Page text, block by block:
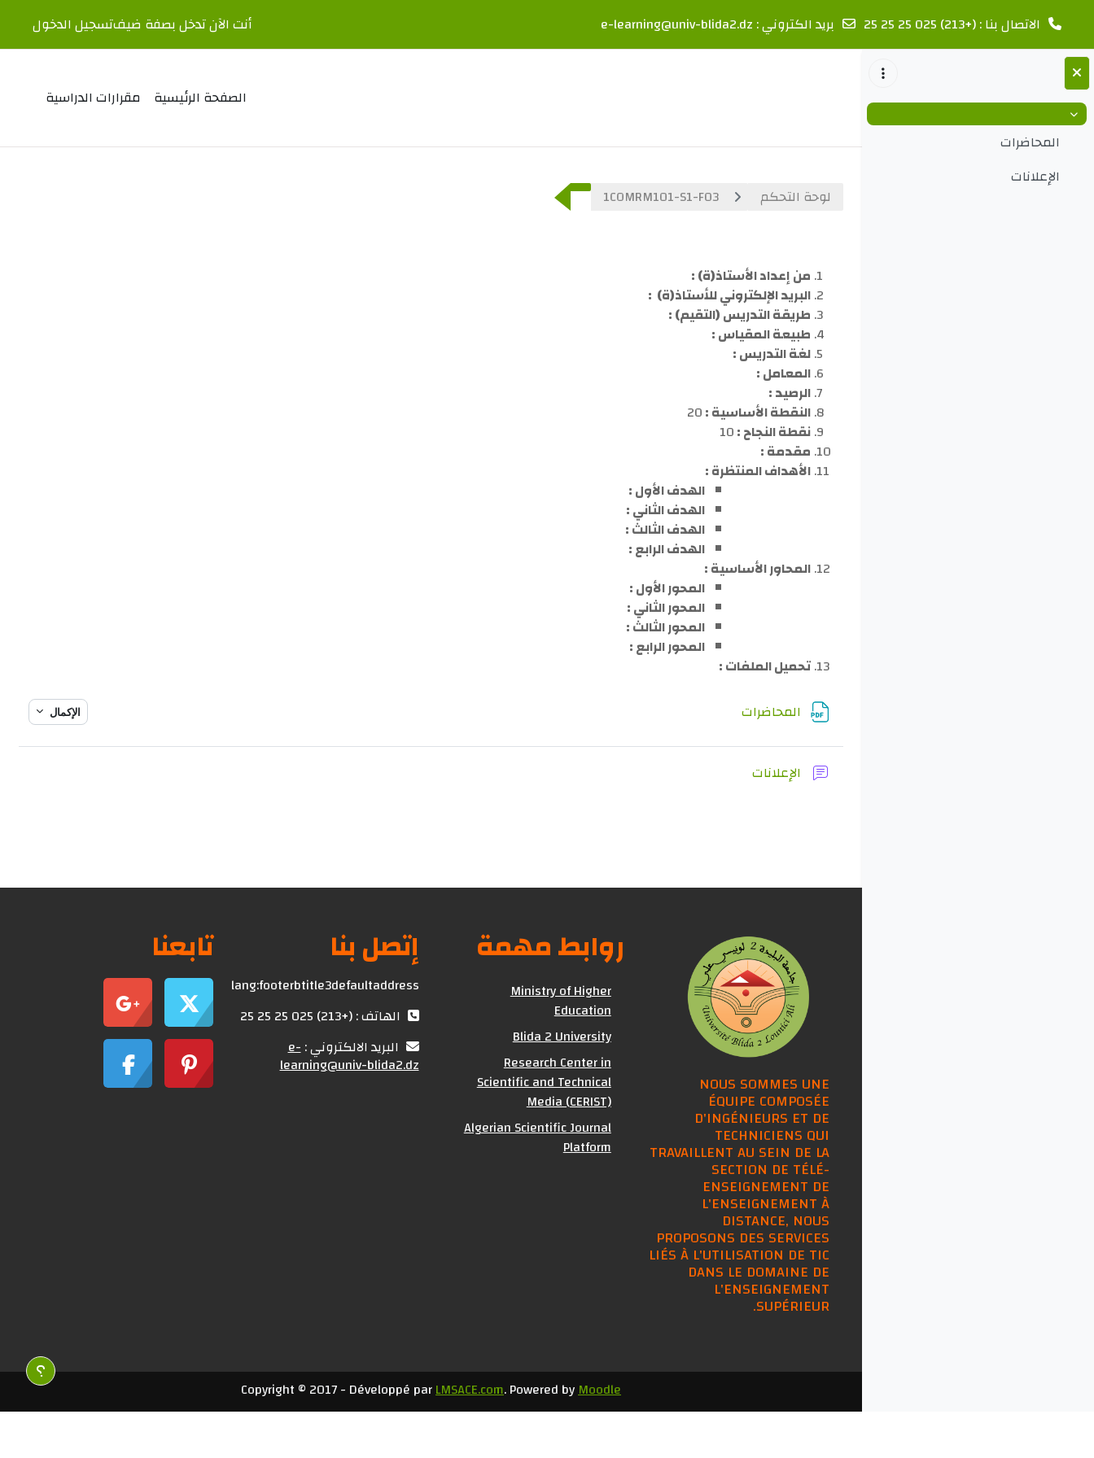
تخطى إلى المحتوى الرئيسي
الاتصال بنا : (+213) 025 25 25 25 بريد الكتروني : e-learning@univ-blida2.dz أنت الآن تدخل بصفة ضيفتسجيل الدخول
الصفحة الرئيسية
مقرارات الدراسية
طي
المحاضرات
الإعلانات
لوحة التحكم
1COMRM101-S1-F03
الخطوط العريضة للقسم
من إعداد الأستاذ(ة) :
البريد الإلكتروني للأستاذ(ة) :
طريقة التدريس (التقيم) :
طبيعة المقياس :
لغة التدريس :
المعامل :
الرصيد :
النقطة الأساسية :20
نقطة النجاح :10
مقدمة :
الأهداف المنتظرة :
الهدفالأول :
الهدفالثاني :
الهدفالثالث :
الهدفالرابع :
المحاور الأساسية :
المحور الأول :
المحور الثاني :
المحور الثالث :
المحور الرابع :
تحميل الملفات :
المحاضرات
الإكمال
الإعلانات
NOUS SOMMES UNE
ÉQUIPE COMPOSÉE
D'INGÉNIEURS ET DE
TECHNICIENS QUI
TRAVAILLENT AU SEIN DE LA
SECTION DE TÉLÉ-
ENSEIGNEMENT DE
L'ENSEIGNEMENT À
DISTANCE, NOUS
PROPOSONS DES SERVICES
LIÉS À L'UTILISATION DE TIC
DANS LE DOMAINE DE
L'ENSEIGNEMENT
SUPÉRIEUR.
روابط مهمة
Ministry of Higher
Education
Blida 2 University
Research Center in
Scientific and Technical
Media (CERIST)
Algerian Scientific Journal
Platform
إتصل بنا
lang:footerbtitle3defaultaddress
الهاتف : (+213) 025 25 25 25
البريد الالكتروني :e-
learning@univ-blida2.dz
تابعنا
Copyright © 2017 - Développé parLMSACE.com. Powered byMoodle